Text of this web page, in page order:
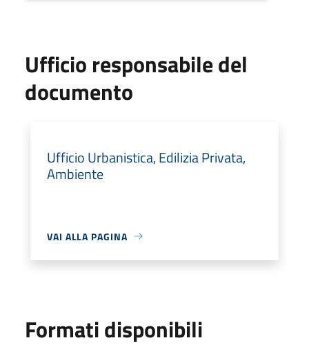
Ufficio responsabile del
documento
Ufficio Urbanistica, Edilizia Privata,
Ambiente
VAI ALLA PAGINA
Formati disponibili